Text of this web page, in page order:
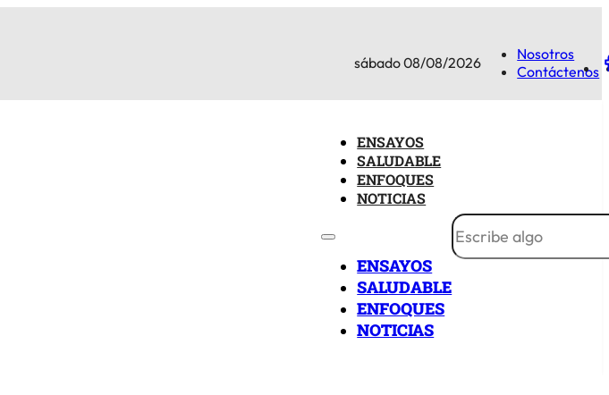
sábado 08/08/2026
Nosotros
Contáctenos
ENSAYOS
SALUDABLE
ENFOQUES
NOTICIAS
ENSAYOS
SALUDABLE
ENFOQUES
NOTICIAS